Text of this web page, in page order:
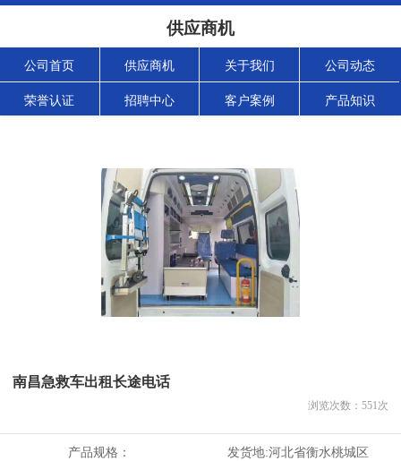
供应商机
公司首页 供应商机 关于我们 公司动态
荣誉认证 招聘中心 客户案例 产品知识
南昌急救车出租长途电话
浏览次数： 551次
产品规格： 发货地:河北省衡水桃城区